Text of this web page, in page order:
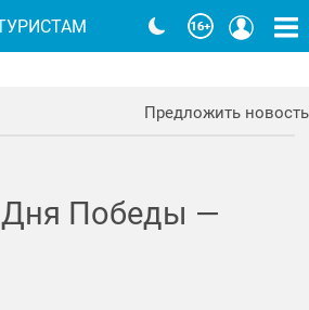
Предложить новость
Дня Победы —